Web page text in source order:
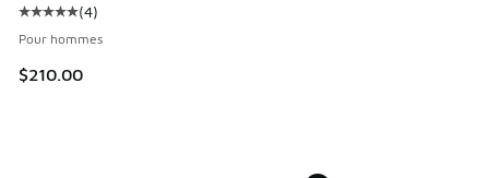
Cote moyenne du client - [5 sur 5 étoiles], 4 commentaires
(4)
Pour hommes
$210.00